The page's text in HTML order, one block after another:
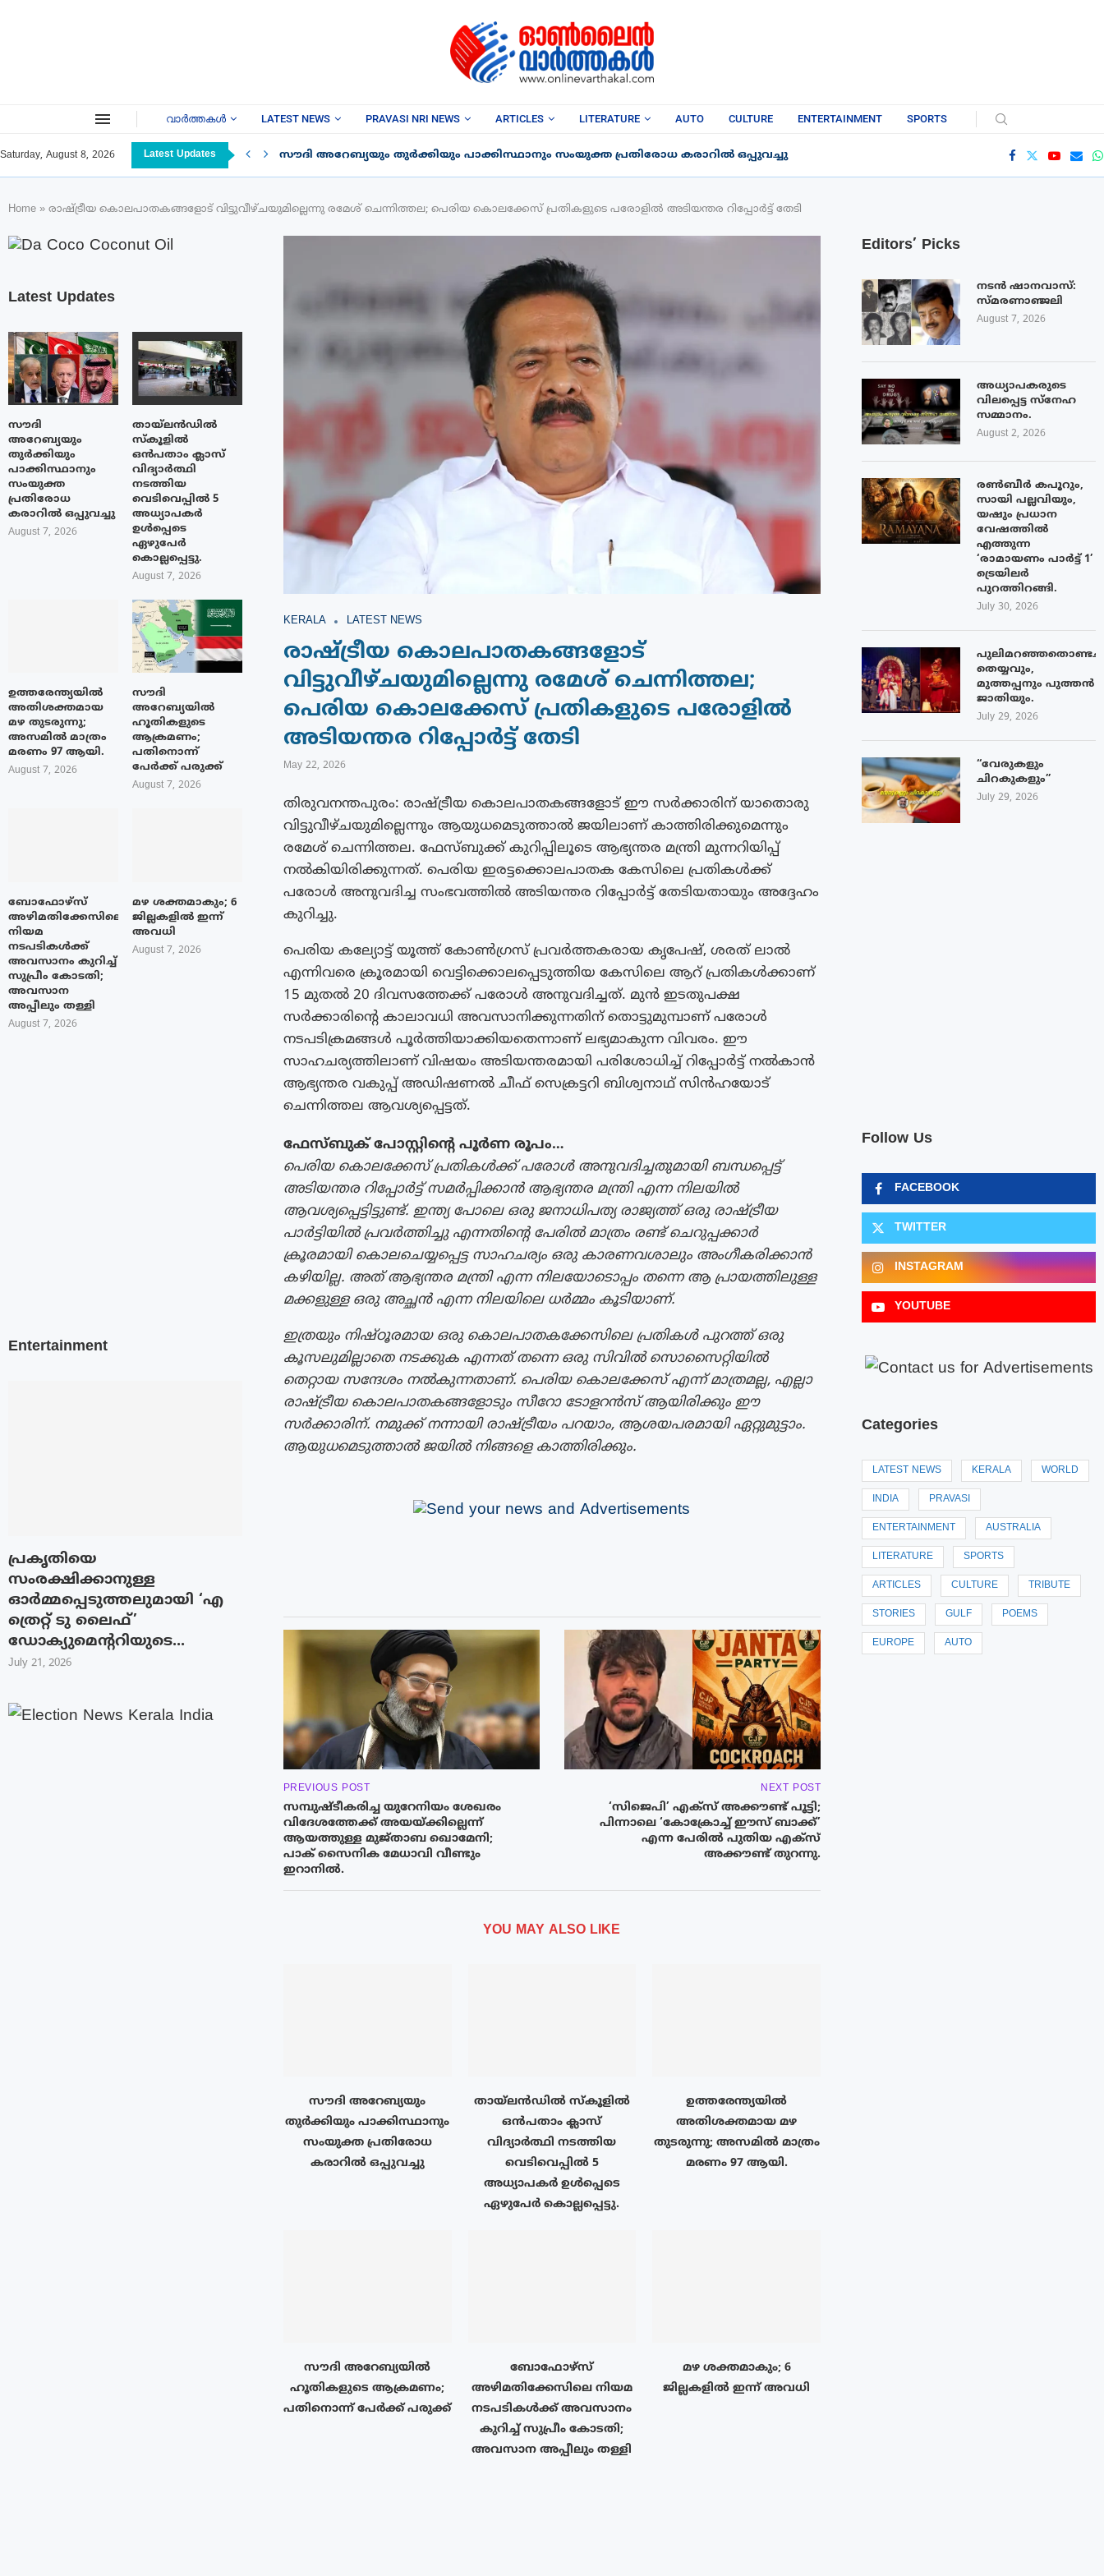
വാർത്തകൾ LATEST NEWS PRAVASI NRI NEWS ARTICLES LITERATURE AUTO CULTURE ENTERTAINMENT SPORTS
Saturday, August 8, 2026 Latest Updates സൗദി അറേബ്യയും തുർക്കിയും പാക്കിസ്ഥാനും സംയുക്ത പ്രതിരോധ കരാറിൽ ഒപ്പുവച്ചു
Home » രാഷ്ട്രീയ കൊലപാതകങ്ങളോട് വിട്ടുവീഴ്‌ചയുമില്ലെന്നു രമേശ് ചെന്നിത്തല; പെരിയ കൊലക്കേസ് പ്രതികളുടെ പരോളിൽ അടിയന്തര റിപ്പോർട്ട് തേടി
KERALA LATEST NEWS
രാഷ്ട്രീയ കൊലപാതകങ്ങളോട്
വിട്ടുവീഴ്‌ചയുമില്ലെന്നു രമേശ് ചെന്നിത്തല;
പെരിയ കൊലക്കേസ് പ്രതികളുടെ പരോളിൽ
അടിയന്തര റിപ്പോർട്ട് തേടി
May 22, 2026
തിരുവനന്തപുരം: രാഷ്ട്രീയ കൊലപാതകങ്ങളോട് ഈ സർക്കാരിന് യാതൊരു
വിട്ടുവീഴ്‌ചയുമില്ലെന്നും ആയുധമെടുത്താൽ ജയിലാണ് കാത്തിരിക്കുമെന്നും
രമേശ് ചെന്നിത്തല. ഫേസ്ബുക്ക് കുറിപ്പിലൂടെ ആഭ്യന്തര മന്ത്രി മുന്നറിയിപ്പ്
നൽകിയിരിക്കുന്നത്. പെരിയ ഇരട്ടക്കൊലപാതക കേസിലെ പ്രതികൾക്ക്
പരോൾ അനുവദിച്ച സംഭവത്തിൽ അടിയന്തര റിപ്പോർട്ട് തേടിയതായും അദ്ദേഹം
കുറിച്ചു.
പെരിയ കല്യോട്ട് യൂത്ത് കോൺഗ്രസ് പ്രവർത്തകരായ കൃപേഷ്, ശരത് ലാൽ
എന്നിവരെ ക്രൂരമായി വെട്ടിക്കൊലപ്പെടുത്തിയ കേസിലെ ആറ് പ്രതികൾക്കാണ്
15 മുതൽ 20 ദിവസത്തേക്ക് പരോൾ അനുവദിച്ചത്. മുൻ ഇടതുപക്ഷ
സർക്കാരിൻ്റെ കാലാവധി അവസാനിക്കുന്നതിന് തൊട്ടുമുമ്പാണ് പരോൾ
നടപടിക്രമങ്ങൾ പൂർത്തിയാക്കിയതെന്നാണ് ലഭ്യമാകുന്ന വിവരം. ഈ
സാഹചര്യത്തിലാണ് വിഷയം അടിയന്തരമായി പരിശോധിച്ച് റിപ്പോർട്ട് നൽകാൻ
ആഭ്യന്തര വകുപ്പ് അഡിഷണൽ ചീഫ് സെക്രട്ടറി ബിശ്വനാഥ് സിൻഹയോട്
ചെന്നിത്തല ആവശ്യപ്പെട്ടത്.
ഫേസ്ബുക് പോസ്റ്റിന്റെ പൂർണ രൂപം…
പെരിയ കൊലക്കേസ് പ്രതികൾക്ക് പരോൾ അനുവദിച്ചതുമായി ബന്ധപ്പെട്ട്
അടിയന്തര റിപ്പോർട്ട് സമർപ്പിക്കാൻ ആഭ്യന്തര മന്ത്രി എന്ന നിലയിൽ
ആവശ്യപ്പെട്ടിട്ടുണ്ട്. ഇന്ത്യ പോലെ ഒരു ജനാധിപത്യ രാജ്യത്ത് ഒരു രാഷ്ട്രീയ
പാർട്ടിയിൽ പ്രവർത്തിച്ചു എന്നതിൻ്റെ പേരിൽ മാത്രം രണ്ട് ചെറുപ്പക്കാർ
ക്രൂരമായി കൊലചെയ്യപ്പെട്ട സാഹചര്യം ഒരു കാരണവശാലും അംഗീകരിക്കാൻ
കഴിയില്ല. അത് ആഭ്യന്തര മന്ത്രി എന്ന നിലയോടൊപ്പം തന്നെ ആ പ്രായത്തിലുള്ള
മക്കളുള്ള ഒരു അച്ഛൻ എന്ന നിലയിലെ ധർമ്മം കൂടിയാണ്.
ഇത്രയും നിഷ്ഠൂരമായ ഒരു കൊലപാതകക്കേസിലെ പ്രതികൾ പുറത്ത് ഒരു
കൂസലുമില്ലാതെ നടക്കുക എന്നത് തന്നെ ഒരു സിവിൽ സൊസൈറ്റിയിൽ
തെറ്റായ സന്ദേശം നൽകുന്നതാണ്. പെരിയ കൊലക്കേസ് എന്ന് മാത്രമല്ല, എല്ലാ
രാഷ്ട്രീയ കൊലപാതകങ്ങളോടും സീറോ ടോളറൻസ് ആയിരിക്കും ഈ
സർക്കാരിന്. നമുക്ക് നന്നായി രാഷ്ട്രീയം പറയാം, ആശയപരമായി ഏറ്റുമുട്ടാം.
ആയുധമെടുത്താൽ ജയിൽ നിങ്ങളെ കാത്തിരിക്കും.
PREVIOUS POST
സമ്പുഷ്‌ടീകരിച്ച യുറേനിയം ശേഖരം
വിദേശത്തേക്ക് അയയ്ക്കില്ലെന്ന്
ആയത്തുള്ള മുജ്‌താബ ഖൊമേനി;
പാക് സൈനിക മേധാവി വീണ്ടും
ഇറാനിൽ.
NEXT POST
‘സിജെപി’ എക്‌സ് അക്കൗണ്ട് പൂട്ടി;
പിന്നാലെ ‘കോക്രോച്ച് ഈസ് ബാക്ക്’
എന്ന പേരിൽ പുതിയ എക്‌സ്
അക്കൗണ്ട് തുറന്നു.
YOU MAY ALSO LIKE
സൗദി അറേബ്യയും
തുർക്കിയും പാക്കിസ്ഥാനും
സംയുക്ത പ്രതിരോധ
കരാറിൽ ഒപ്പുവച്ചു
തായ്‌ലൻഡിൽ സ്കൂളിൽ
ഒൻപതാം ക്ലാസ്
വിദ്യാർത്ഥി നടത്തിയ
വെടിവെപ്പിൽ 5
അധ്യാപകർ ഉൾപ്പെടെ
ഏഴുപേർ കൊല്ലപ്പെട്ടു.
ഉത്തരേന്ത്യയിൽ
അതിശക്തമായ മഴ
തുടരുന്നു; അസമിൽ മാത്രം
മരണം 97 ആയി.
സൗദി അറേബ്യയിൽ
ഹൂതികളുടെ ആക്രമണം;
പതിനൊന്ന് പേർക്ക് പരുക്ക്
ബോഫോഴ്‌സ്
അഴിമതിക്കേസിലെ നിയമ
നടപടികൾക്ക് അവസാനം
കുറിച്ച് സുപ്രീം കോടതി;
അവസാന അപ്പീലും തള്ളി
മഴ ശക്തമാകും; 6
ജില്ലകളിൽ ഇന്ന് അവധി
Editors’ Picks
നടൻ ഷാനവാസ്:
സ്മരണാഞ്ജലി
August 7, 2026
അധ്യാപകരുടെ
വിലപ്പെട്ട സ്നേഹ
സമ്മാനം.
August 2, 2026
രൺബീർ കപൂറും,
സായി പല്ലവിയും,
യഷും പ്രധാന
വേഷത്തിൽ
എത്തുന്ന
‘രാമായണം പാർട്ട് 1’
ട്രെയിലർ
പുറത്തിറങ്ങി.
July 30, 2026
തെയ്യവും,
മുത്തപ്പനും പുത്തൻ
ജാതിയും.
July 29, 2026
“വേരുകളും
ചിറകുകളും”
July 29, 2026
Follow Us
FACEBOOK
TWITTER
INSTAGRAM
YOUTUBE
Categories
LATEST NEWS KERALA WORLD
INDIA PRAVASI
ENTERTAINMENT AUSTRALIA
LITERATURE SPORTS
ARTICLES CULTURE TRIBUTE
STORIES GULF POEMS
EUROPE AUTO
Latest Updates
സൗദി
അറേബ്യയും
തുർക്കിയും
പാക്കിസ്ഥാനും
സംയുക്ത
പ്രതിരോധ
കരാറിൽ ഒപ്പുവച്ചു
August 7, 2026
തായ്‌ലൻഡിൽ
സ്കൂളിൽ
ഒൻപതാം ക്ലാസ്
വിദ്യാർത്ഥി
നടത്തിയ
വെടിവെപ്പിൽ 5
അധ്യാപകർ
ഉൾപ്പെടെ
ഏഴുപേർ
കൊല്ലപ്പെട്ടു.
August 7, 2026
ഉത്തരേന്ത്യയിൽ
അതിശക്തമായ
മഴ തുടരുന്നു;
അസമിൽ മാത്രം
മരണം 97 ആയി.
August 7, 2026
സൗദി
അറേബ്യയിൽ
ഹൂതികളുടെ
ആക്രമണം;
പതിനൊന്ന്
പേർക്ക് പരുക്ക്
August 7, 2026
ബോഫോഴ്‌സ്
അഴിമതിക്കേസിലെ
നിയമ
നടപടികൾക്ക്
അവസാനം കുറിച്ച്
സുപ്രീം കോടതി;
അവസാന
അപ്പീലും തള്ളി
August 7, 2026
മഴ ശക്തമാകും; 6
ജില്ലകളിൽ ഇന്ന്
അവധി
August 7, 2026
Entertainment
പ്രകൃതിയെ
സംരക്ഷിക്കാനുള്ള
ഓർമ്മപ്പെടുത്തലുമായി ‘എ
ത്രെറ്റ് ടു ലൈഫ്’
ഡോക്യുമെന്ററിയുടെ...
July 21, 2026